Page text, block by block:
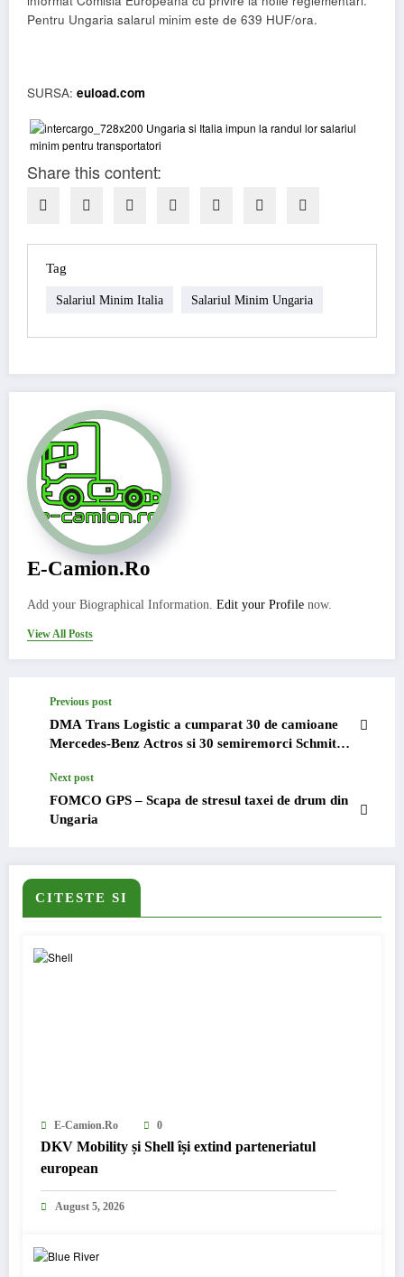
Pentru Ungaria salarul minim este de 639 HUF/ora.
SURSA: euload.com
Share this content:
Tag
Salariul Minim Italia Salariul Minim Ungaria
E-Camion.ro
Add your Biographical Information. Edit your Profile now.
View All Posts
Previous post
DMA Trans Logistic a cumparat 30 de camioane
Mercedes-Benz Actros si 30 semiremorci Schmitz
Next post
FOMCO GPS – Scapa de stresul taxei de drum din
Ungaria
CITESTE SI
E-Camion.ro 0
DKV Mobility și Shell își extind parteneriatul
european
August 5, 2026